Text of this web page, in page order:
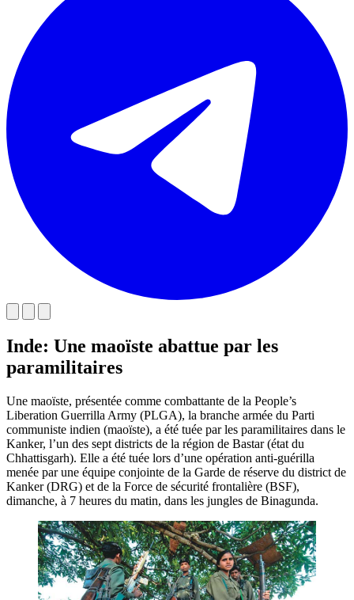
Inde: Une maoïste abattue par les
paramilitaires
Une maoïste, présentée comme combattante de la People’s
Liberation Guerrilla Army (PLGA), la branche armée du Parti
communiste indien (maoïste), a été tuée par les paramilitaires dans le
Kanker, l’un des sept districts de la région de Bastar (état du
Chhattisgarh). Elle a été tuée lors d’une opération anti-guérilla
menée par une équipe conjointe de la Garde de réserve du district de
Kanker (DRG) et de la Force de sécurité frontalière (BSF),
dimanche, à 7 heures du matin, dans les jungles de Binagunda.